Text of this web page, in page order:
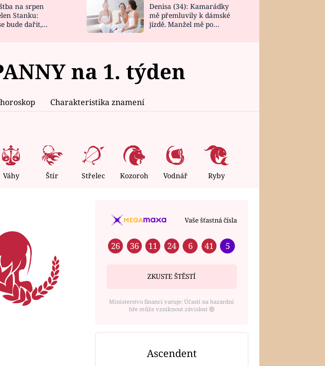
DESIGN
na srpen
Stanku:
bude dařit,
Denisa (34): Kamarádky
mě přemluvily k dámské
jízdě. Manžel mě po
na 1. týden
Charakteristika znamení
Váhy Štír Střelec Kozoroh Vodnář Ryby
Vaše šťastná čísla
26 36 11 24 6 41 5
ZKUSTE ŠTĚSTÍ
Ministerstvo financí varuje: Účastí na hazardní
hře může vzniknout závislost ⑱
Ascendent